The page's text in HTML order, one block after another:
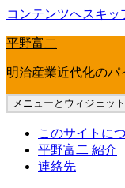
コンテンツへスキッ
平野富二
明治産業近代化のパ
メニューとウィジェット
このサイトに
平野富二 紹介
連絡先